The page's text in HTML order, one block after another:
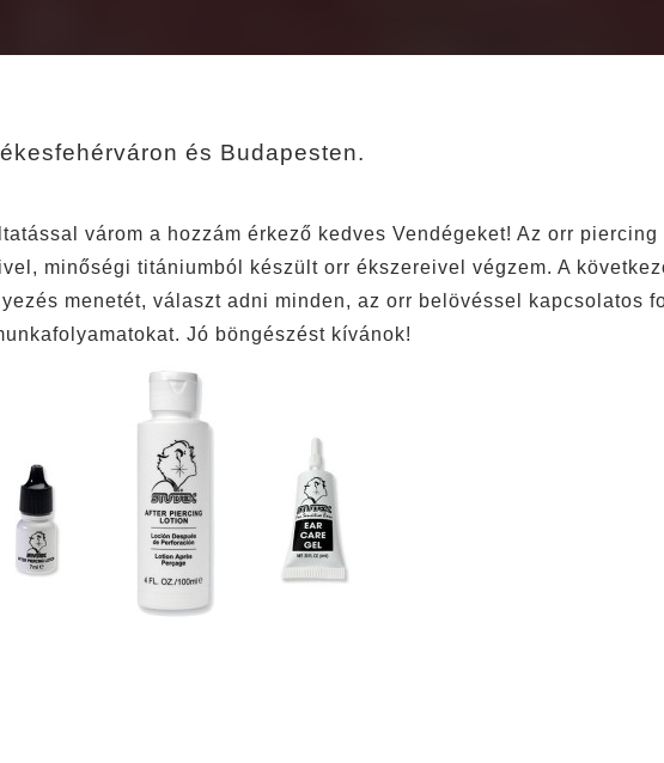
és Budapesten.
várom a hozzám érkező kedves Vendégeket! Az orr
minőségi titániumból készült orr ékszereivel végzem. A
menetét, választ adni minden, az orr belövéssel kapcsolatos
Jó böngészést kívánok!